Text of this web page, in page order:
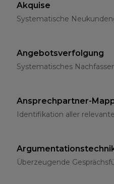
Akquise
Systematische
Angebotsverfolgung
Systematisches
Ansprechpartner-
Identifikation aller
Überzeugende